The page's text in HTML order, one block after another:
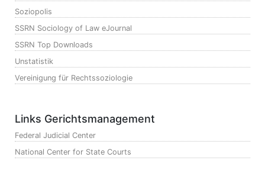
Soziopolis
SSRN Sociology of Law eJournal
SSRN Top Downloads
Unstatistik
Vereinigung für Rechtssoziologie
Links Gerichtsmanagement
Federal Judicial Center
National Center for State Courts